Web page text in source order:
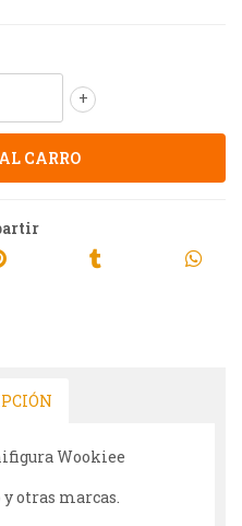
+
Wookiee
y otras marcas.